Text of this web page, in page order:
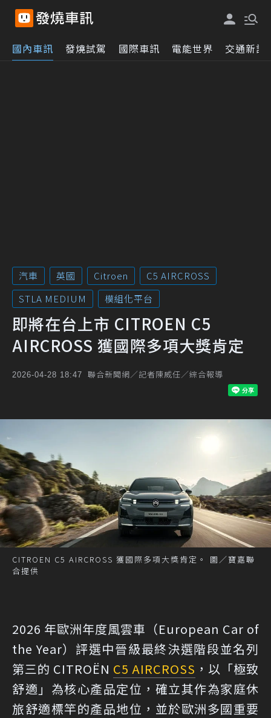
國內車訊 發燒試駕 國際車訊 電能世界 交通新訊
汽車 英國 Citroen
C5 AIRCROSS
STLA MEDIUM
模組化平台
即將在台上市 CITROEN C5
AIRCROSS 獲國際多項大獎肯定
2026-04-28 18:47 聯合新聞網／記者陳威任／綜合報導
CITROEN C5 AIRCROSS 獲國際多項大獎肯定。 圖／寶嘉聯
合提供
2026 年歐洲年度風雲車（European Car of
the Year）評選中晉級最終決選階段並名列
第三的 CITROËN C5 AIRCROSS ，以「極致
舒適」為核心產品定位，確立其作為家庭休
旅舒適標竿的產品地位，並於歐洲多國重要